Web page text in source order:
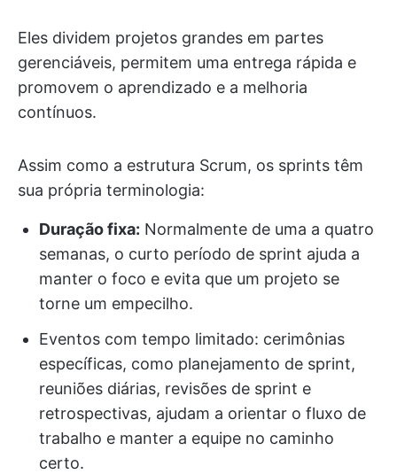
Eles dividem projetos grandes em partes
gerenciáveis, permitem uma entrega rápida e
promovem o aprendizado e a melhoria
contínuos.
Assim como a estrutura Scrum, os sprints têm
sua própria terminologia:
Duração fixa: Normalmente de uma a quatro
semanas, o curto período de sprint ajuda a
manter o foco e evita que um projeto se
torne um empecilho.
Eventos com tempo limitado: cerimônias
específicas, como planejamento de sprint,
reuniões diárias, revisões de sprint e
retrospectivas, ajudam a orientar o fluxo de
trabalho e manter a equipe no caminho
certo.